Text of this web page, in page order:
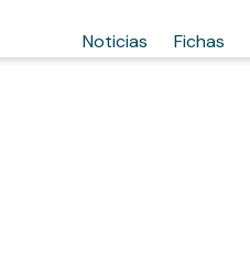
Noticias Fichas